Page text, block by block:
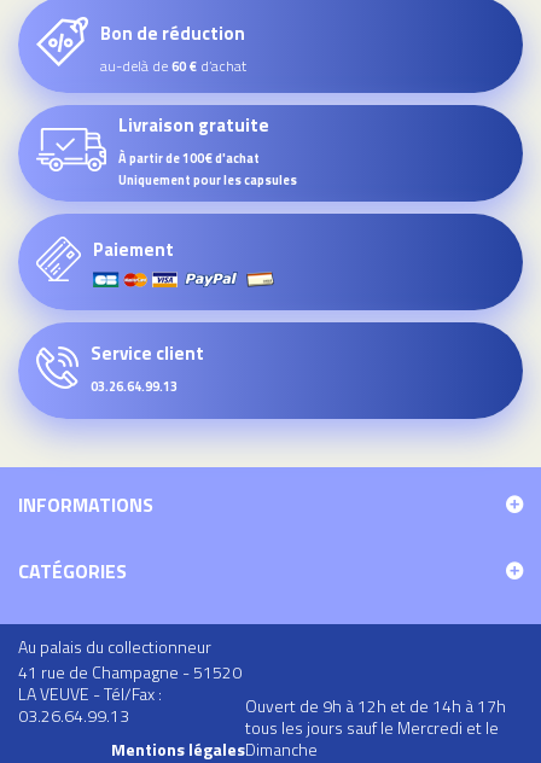
Bon de réduction
au-delà de60 € d’achat
Livraison gratuite
À partir de 100€ d'achat
Uniquement pour les capsules
Paiement
Service client
03.26.64.99.13
INFORMATIONS
CATÉGORIES
Au palais du collectionneur
41 rue de Champagne - 51520
LA VEUVE - Tél/Fax :
03.26.64.99.13
Mentions légales
Ouvert de 9h à 12h et de 14h à 17h
tous les jours sauf le Mercredi et le
Dimanche